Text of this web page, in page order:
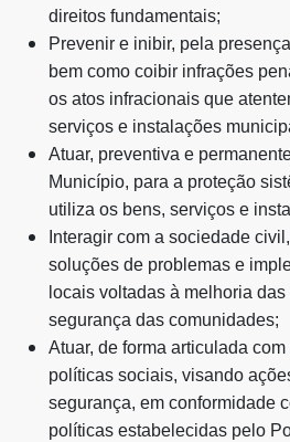
direitos fundamentais;
Prevenir e inibir, pela
bem como coibir infrações
os atos infracionais que
serviços e instalações
Atuar, preventiva e
Município, para a proteção
utiliza os bens, serviços e
Interagir com a sociedade
soluções de problemas e
locais voltadas à melhoria
segurança das comunidades;
Atuar, de forma articulada
políticas sociais, visando
segurança, em conformidade
políticas estabelecidas pelo